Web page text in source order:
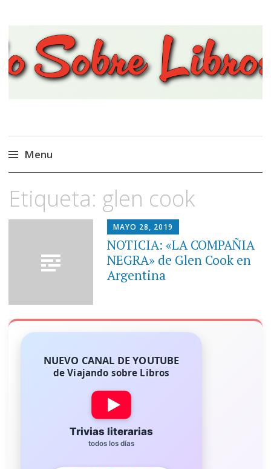
Viajando Sobre Libros
Menu
al
contenido
Etiqueta: glen cook
MAYO 28, 2019
NOTICIA: «LA COMPAÑIA
NEGRA» de Glen Cook en
Argentina
NUEVO CANAL DE YOUTUBE
de Viajando sobre Libros
Trivias literarias
todos los días